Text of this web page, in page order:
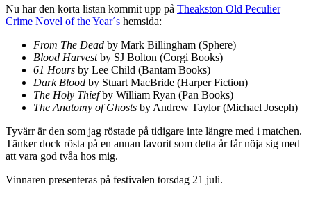
Nu har den korta listan kommit upp på Theakston Old Peculier
Crime Novel of the Year´s hemsida:
From The Dead by Mark Billingham (Sphere)
Blood Harvestby SJ Bolton (Corgi Books)
61 Hours by Lee Child (Bantam Books)
Dark Blood by Stuart MacBride (Harper Fiction)
The Holy Thiefby William Ryan (Pan Books)
The Anatomy of Ghosts by Andrew Taylor (Michael Joseph)
Tyvärr är den som jag röstade på tidigare inte längre med i matchen.
Tänker dock rösta på en annan favorit som detta år får nöja sig med
att vara god tvåa hos mig.
Vinnaren presenteras på festivalen torsdag 21 juli.